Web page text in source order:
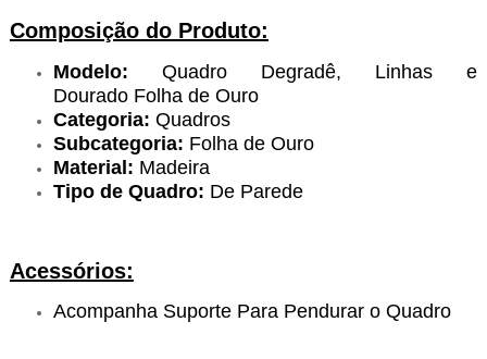
Composição do Produto:
Modelo: Quadro Degradê, Linhas e
Dourado Folha de Ouro
Categoria: Quadros
Subcategoria: Folha de Ouro
Material: Madeira
Tipo de Quadro: De Parede
Acessórios:
Acompanha Suporte Para Pendurar o Quadro